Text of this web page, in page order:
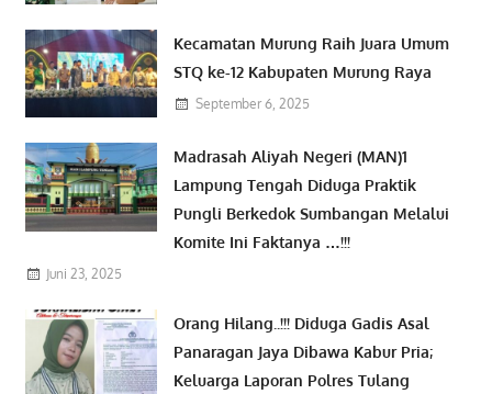
Kecamatan Murung Raih Juara Umum
STQ ke-12 Kabupaten Murung Raya
September 6, 2025
Madrasah Aliyah Negeri (MAN)1
Lampung Tengah Diduga Praktik
Pungli Berkedok Sumbangan Melalui
Komite Ini Faktanya …!!!
Juni 23, 2025
Orang Hilang..!!! Diduga Gadis Asal
Panaragan Jaya Dibawa Kabur Pria;
Keluarga Laporan Polres Tulang